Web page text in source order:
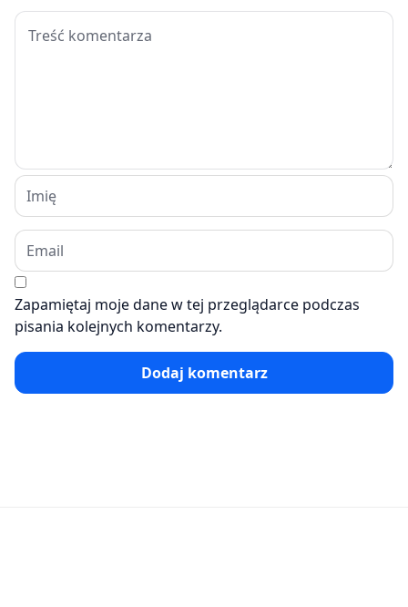
Zapamiętaj moje dane w tej przeglądarce podczas
pisania kolejnych komentarzy.
Dodaj komentarz